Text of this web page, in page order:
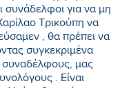
συνάδελφοι για να μη
Τρικούπη να
, θα πρέπει να
συγκεκριμένα
συναδέλφους, μας
. Είναι